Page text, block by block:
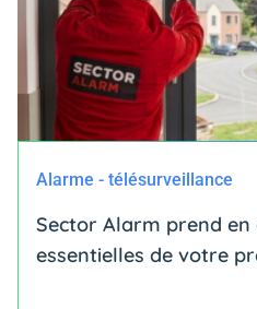
Alarme - télésurveillance
Sector Alarm prend en
essentielles de votre